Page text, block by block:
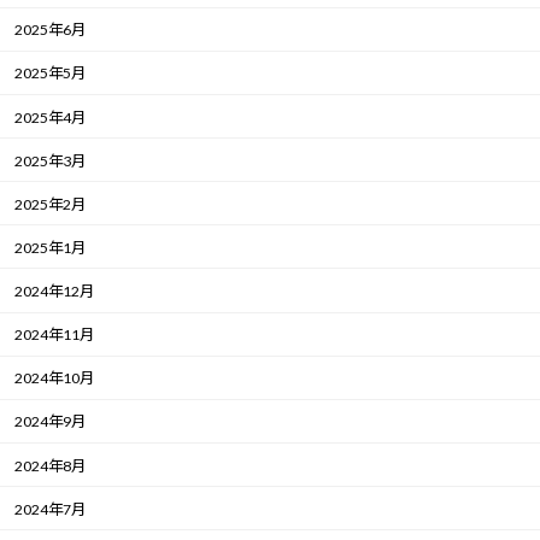
2025年6月
2025年5月
2025年4月
2025年3月
2025年2月
2025年1月
2024年12月
2024年11月
2024年10月
2024年9月
2024年8月
2024年7月